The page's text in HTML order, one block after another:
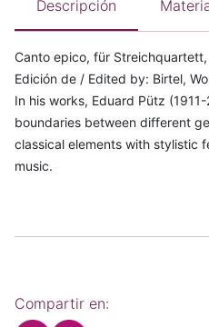
Descripción
Canto epico, für
Edición de / Edited by: Birtel,
In his works, Eduard Pütz
boundaries between different
classical elements with stylistic
music.
Compartir en: